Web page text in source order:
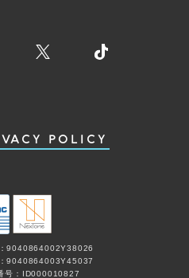
POLICY
9040864002Y38026
9040864003Y45037
号：ID000010827